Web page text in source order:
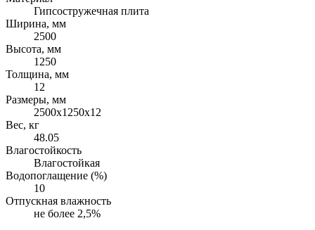
Гипсостружечная плита
Ширина, мм
2500
Высота, мм
1250
Толщина, мм
12
Размеры, мм
2500х1250х12
Вес, кг
48.05
Влагостойкость
Влагостойкая
Водопоглащение (%)
10
Отпускная влажность
не более 2,5%